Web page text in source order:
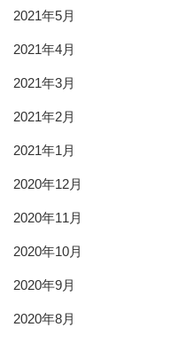
2021年5月
2021年4月
2021年3月
2021年2月
2021年1月
2020年12月
2020年11月
2020年10月
2020年9月
2020年8月